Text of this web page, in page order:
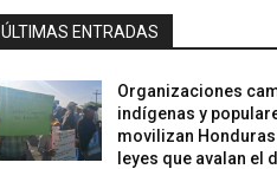
ÚLTIMAS ENTRADAS
Organizaciones
indígenas y
movilizan
leyes que avalan el